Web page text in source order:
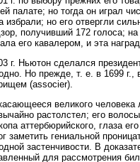
палате; но тогда он играл
избрали; но его отвергли
получивший 172 голоса;
его кавалером, и эта
г. Ньютон сделался
Но прежде, т. е. в 1699 г.,
(associer).
великого
растолстел; его
аттербюрийского, глаза
заметить гениальной
застенчивости. В
для рассмотрения